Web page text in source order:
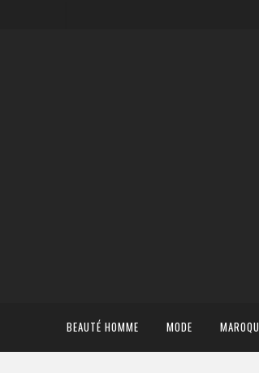
BEAUTÉ HOMME MODE